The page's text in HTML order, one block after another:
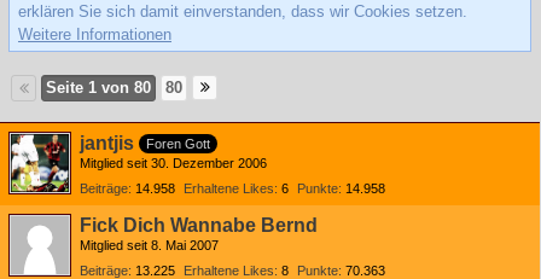
erklären Sie sich damit einverstanden, dass wir Cookies setzen.
Weitere Informationen
Seite 1 von 80 80
jantjis
Foren Gott
Mitglied seit 30. Dezember 2006
Beiträge 14.958 Erhaltene Likes 6 Punkte 14.958
Fick Dich Wannabe Bernd
Mitglied seit 8. Mai 2007
Beiträge 13.225 Erhaltene Likes 8 Punkte 70.363